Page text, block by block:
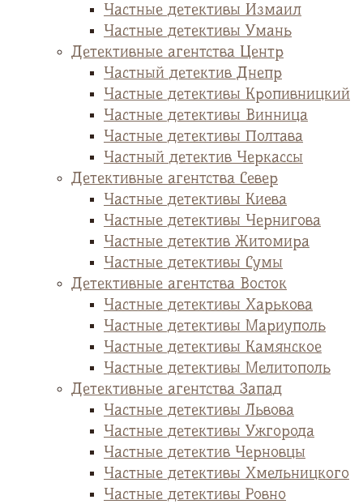
Частные детективы Измаил
Частные детективы Умань
Детективные агентства Центр
Частный детектив Днепр
Частные детективы Кропивницкий
Частные детективы Винница
Частные детективы Полтава
Частный детектив Черкассы
Детективные агентства Север
Частные детективы Киева
Частные детективы Чернигова
Частные детектив Житомира
Частные детективы Сумы
Детективные агентства Восток
Частные детективы Харькова
Частные детективы Мариуполь
Частные детективы Камянское
Частные детективы Мелитополь
Детективные агентства Запад
Частные детективы Львова
Частные детективы Ужгорода
Частные детектив Черновцы
Частные детективы Хмельницкого
Частные детективы Ровно